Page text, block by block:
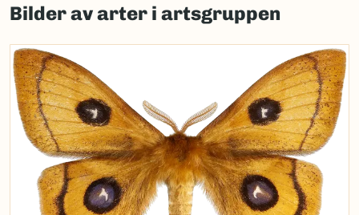
load
map.
Bilder av arter i artsgruppen